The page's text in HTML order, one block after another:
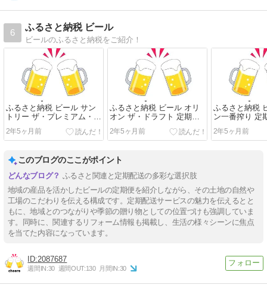
6
ふるさと納税 ビール
ビールのふるさと納税をご紹介！
ふるさと納税 ビール サン
トリー ザ・プレミアム・モ
ルツ 3ヶ月 定期便
2年5ヶ月前
ふるさと納税 ビール オリ
オン ザ・ドラフト 定期便
6回
2年5ヶ月前
ふるさと納税
ン一番搾り 定
2年5ヶ月前
このブログのここがポイント
ふるさと関連と定期配送の多彩な選択肢
地域の産品を活かしたビールの定期便を紹介しながら、その土地の自然や
工場のこだわりを伝える構成です。定期配送サービスの魅力を伝えるとと
もに、地域とのつながりや季節の贈り物としての位置づけも強調していま
す。同時に、関連するリフォーム情報も掲載し、生活の様々シーンに焦点
を当てた内容になっています。
2087687
週間IN:30 週間OUT:130 月間IN:30